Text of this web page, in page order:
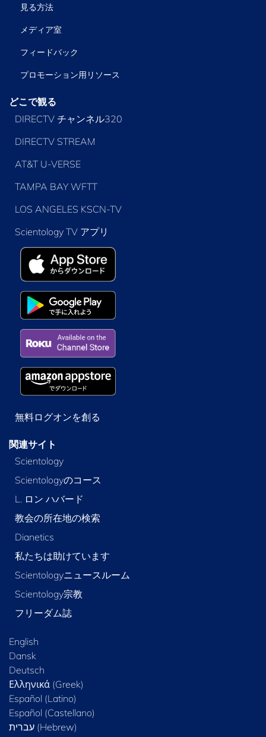
見る方法
メディア室
フィードバック
プロモーション用リソース
どこで観る
DIRECTV チャンネル320
DIRECTV STREAM
AT&T U-VERSE
TAMPA BAY WFTT
LOS ANGELES KSCN-TV
Scientology TV アプリ
無料ログオンを創る
関連サイト
Scientology
Scientologyのコース
L. ロン ハバード
教会の所在地の検索
Dianetics
私たちは助けています
Scientologyニュースルーム
Scientology宗教
フリーダム誌
English
Dansk
Deutsch
Ελληνικά (Greek)
Español (Latino)
Español (Castellano)